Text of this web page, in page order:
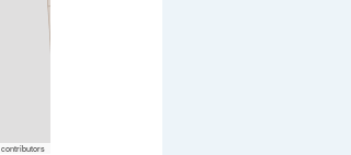
contributors